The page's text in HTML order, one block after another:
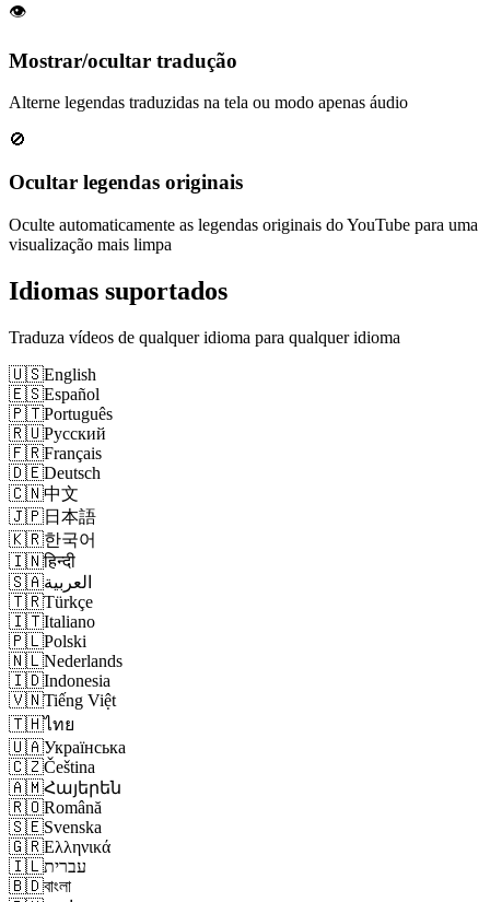
👁️
Mostrar/ocultar tradução
Alterne legendas traduzidas na tela ou modo apenas áudio
🚫
Ocultar legendas originais
Oculte automaticamente as legendas originais do YouTube para uma
visualização mais limpa
Idiomas suportados
Traduza vídeos de qualquer idioma para qualquer idioma
🇺🇸English
🇪🇸Español
🇵🇹Português
🇷🇺Русский
🇫🇷Français
🇩🇪Deutsch
🇨🇳中文
🇯🇵日本語
🇰🇷한국어
🇮🇳हिन्दी
🇸🇦العربية
🇹🇷Türkçe
🇮🇹Italiano
🇵🇱Polski
🇳🇱Nederlands
🇮🇩Indonesia
🇻🇳Tiếng Việt
🇹🇭ไทย
🇺🇦Українська
🇨🇿Čeština
🇦🇲Հայերեն
🇷🇴Română
🇸🇪Svenska
🇬🇷Ελληνικά
🇮🇱עברית
🇧🇩বাংলা